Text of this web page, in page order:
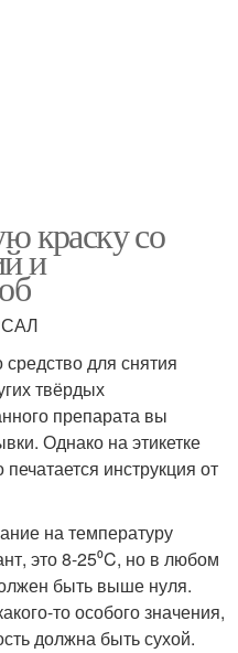
краску со
и
для снятия
твёрдых
препарата вы
Однако на этикетке
инструкция от
на температуру
это 8-25⁰C, но в любом
быть выше нуля.
то особого значения,
должна быть сухой.